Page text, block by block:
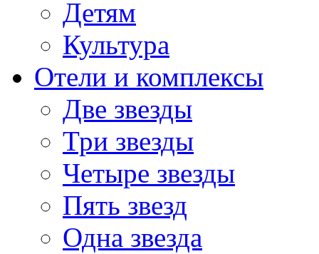
Детям
Культура
Отели и комплексы
Две звезды
Три звезды
Четыре звезды
Пять звезд
Одна звезда